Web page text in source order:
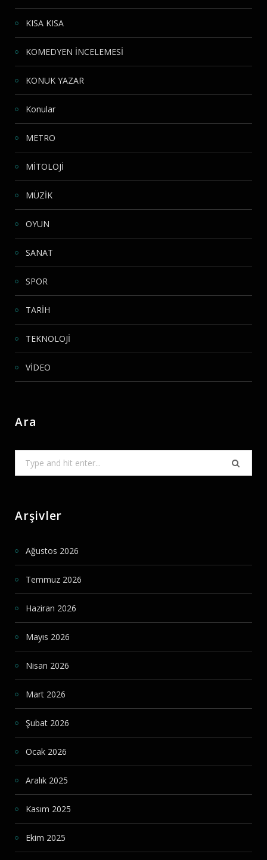
KISA KISA
KOMEDYEN İNCELEMESİ
KONUK YAZAR
Konular
METRO
MİTOLOJİ
MÜZİK
OYUN
SANAT
SPOR
TARİH
TEKNOLOJİ
VİDEO
Ara
for:
Arşivler
Ağustos 2026
Temmuz 2026
Haziran 2026
Mayıs 2026
Nisan 2026
Mart 2026
Şubat 2026
Ocak 2026
Aralık 2025
Kasım 2025
Ekim 2025